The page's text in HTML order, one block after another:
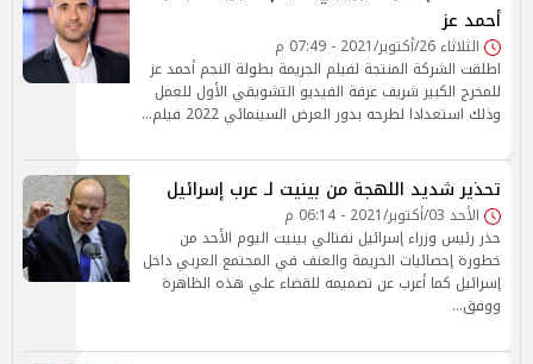
أحمد عز
الثلاثاء 26/أكتوبر/2021 - 07:49 م
اطلقت الشركة المنتجة لفيلم الجريمة بطولة النجم أحمد عز
للمخرج الكبير شريف عرفة الفيديو التشويقي الأول للعمل
وذلك استعدادا لطرحه بدور العرض السينمائي 2022 فيلم…
تحذير شديد اللهجة من بينيت لـ عرب إسرائيل
الأحد 03/أكتوبر/2021 - 06:14 م
حذر رئيس وزراء إسرائيل نفتالي بينيت اليوم الأحد من
خطورة إحصائيات الجريمة والعنف في المجتمع العربي داخل
إسرائيل كما أعرب عن تصميمه للقضاء علي هذه الظاهرة
ووفق…